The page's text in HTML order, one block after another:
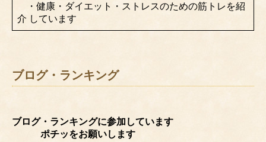
・健康・ダイエット・ストレスのための筋トレを紹
介 しています
ブログ・ランキング
ブログ・ランキングに参加しています
ポチッをお願いします